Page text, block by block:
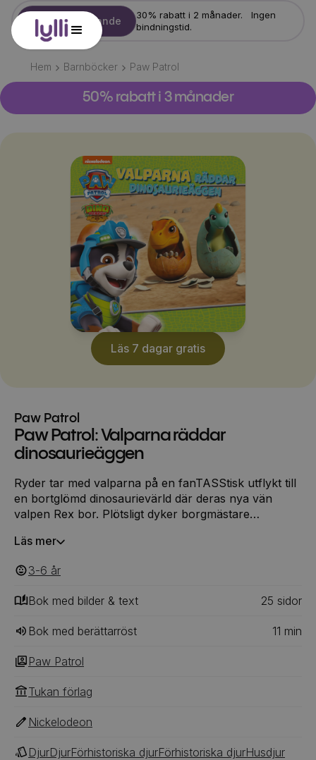
Starta erbjudande
30% rabatt i 2 månader. Ingen
bindningstid.
Hem Barnböcker Paw Patrol
50% rabatt i 3 månader
Läs 7 dagar gratis
Paw Patrol
Paw Patrol: Valparna räddar
dinosaurieäggen
Ryder tar med valparna på en fanTASStisk utflykt till
en bortglömd dinosaurievärld där deras nya vän
valpen Rex bor. Plötsligt dyker borgmästare
Ska PAW Patrol kunna rädda äggen och lugna deras
stora, ingen valp är för liten!
Läs mer
3-6 ‎‎ år
Bok med bilder & text 25 ‎‎ sidor
Bok med berättarröst 11 min
Paw Patrol
Tukan förlag
Nickelodeon
DjurDjurFörhistoriska djurFörhistoriska djurHusdjur